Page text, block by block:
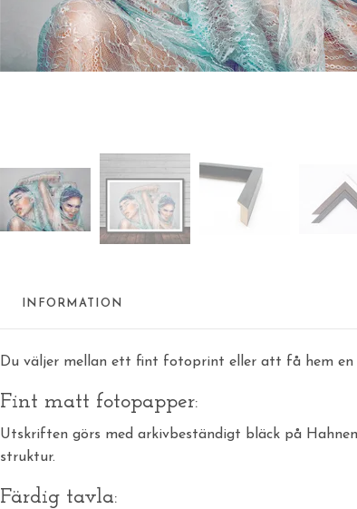
INFORMATION
Du väljer mellan ett fint fotoprint eller att få hem
Fint matt fotopapper:
Utskriften görs med arkivbeständigt bläck på
struktur.
Färdig tavla: